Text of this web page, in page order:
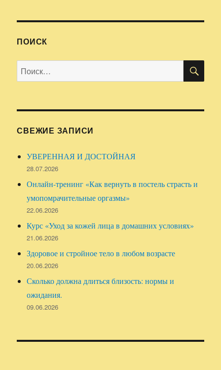
ПОИСК
СВЕЖИЕ ЗАПИСИ
УВЕРЕННАЯ И ДОСТОЙНАЯ
28.07.2026
Онлайн-тренинг «Как вернуть в постель страсть и
умопомрачительные оргазмы»
22.06.2026
Курс «Уход за кожей лица в домашних условиях»
21.06.2026
Здоровое и стройное тело в любом возрасте
20.06.2026
Сколько должна длиться близость: нормы и
ожидания.
09.06.2026